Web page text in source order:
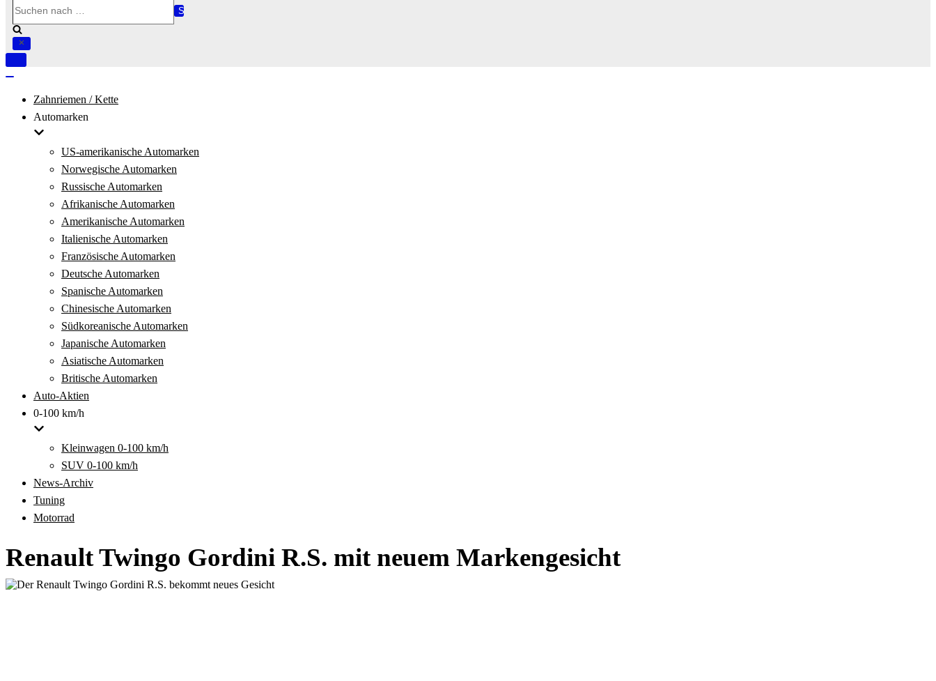
nach …
Navigation
Zahnriemen / Kette
Automarken
US-amerikanische Automarken
Norwegische Automarken
Russische Automarken
Afrikanische Automarken
Amerikanische Automarken
Italienische Automarken
Französische Automarken
Deutsche Automarken
Spanische Automarken
Chinesische Automarken
Südkoreanische Automarken
Japanische Automarken
Asiatische Automarken
Britische Automarken
Auto-Aktien
0-100 km/h
Kleinwagen 0-100 km/h
SUV 0-100 km/h
News-Archiv
Tuning
Motorrad
Renault Twingo Gordini R.S. mit neuem Markengesicht